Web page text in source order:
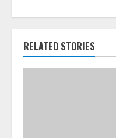
RELATED STORIES